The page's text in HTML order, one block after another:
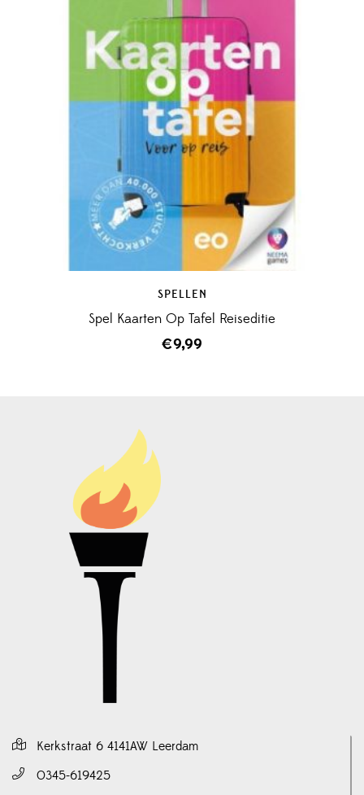
SPELLEN
Spel Kaarten Op Tafel Reiseditie
€9,99
Kerkstraat 6 4141AW Leerdam
0345-619425